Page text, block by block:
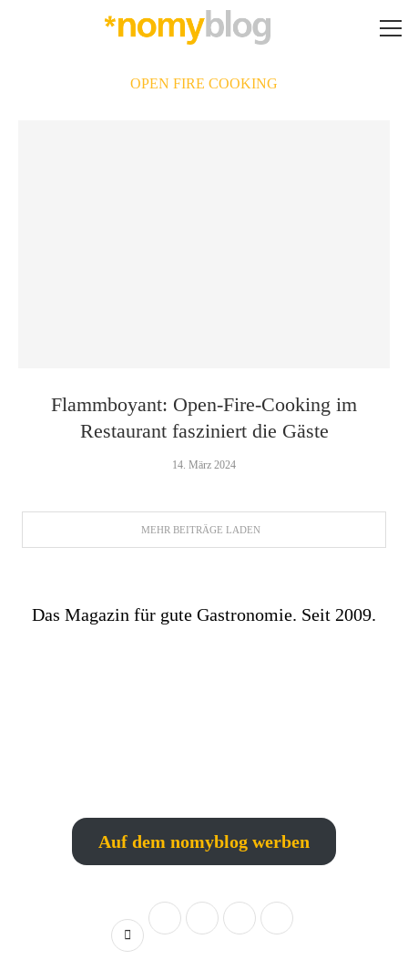
OPEN FIRE COOKING
Flammboyant: Open-Fire-Cooking im
Restaurant fasziniert die Gäste
14. März 2024
MEHR BEITRÄGE LADEN
Das Magazin für gute Gastronomie. Seit 2009.
Auf dem nomyblog werben